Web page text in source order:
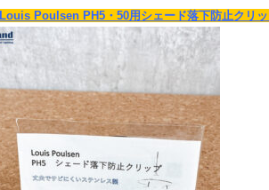
Louis Poulsen PH5・50用シェード落下防止クリ